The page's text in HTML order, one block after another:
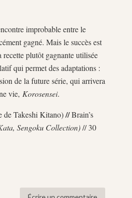
improbable entre le
gagné. Mais le succès est
plutôt gagnante utilisée
qui permet des adaptations :
de la future série, qui arrivera
vie, Korosensei.
de Takeshi Kitano)//Brain’s
Sengoku Collection)// 30